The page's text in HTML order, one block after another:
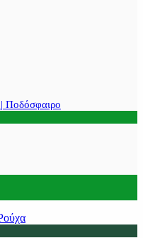
Ποδόσφαιρο